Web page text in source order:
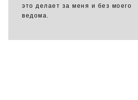
это делает за меня и без моего
ведома.